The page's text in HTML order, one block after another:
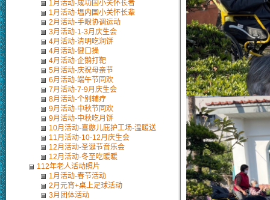
1月活动-成功国小关怀长者
1月活动-塭内国小关怀长辈
2月活动-手眼协调运动
3月活动-1-3月庆生会
4月活动-清明吃润饼
4月活动-健口操
4月活动-企鹅打靶
5月活动-庆祝母亲节
6月活动-端午节同欢
7月活动-7-9月庆生会
8月活动-个别辅疗
9月活动-中秋节同欢
9月活动-中秋吃月饼
10月活动-喜憨儿庇护工场-温暖送
11月活动-10-12月庆生会
12月活动-圣诞节音乐会
12月活动-冬至吃暖暖
112年老人活动照片
1月活动-春节活动
2月元宵+桌上足球活动
3月团体活动